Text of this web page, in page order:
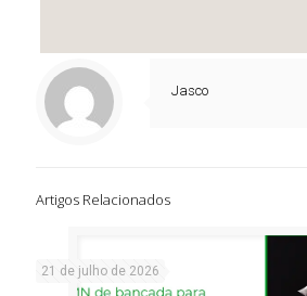
Jasco
Artigos Relacionados
21 de julho de 2026